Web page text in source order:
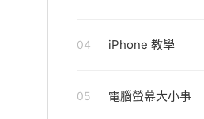
04 iPhone 教學
05 電腦螢幕大小事